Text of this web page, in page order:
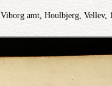
Viborg amt, Houlbjerg, Vellev,